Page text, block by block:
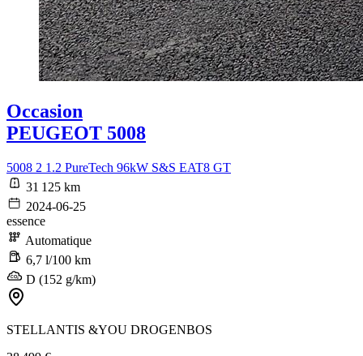
Occasion
PEUGEOT 5008
5008 2 1.2 PureTech 96kW S&S EAT8 GT
31 125 km
2024-06-25
essence
Automatique
6,7 l/100 km
D (152 g/km)
STELLANTIS &YOU DROGENBOS